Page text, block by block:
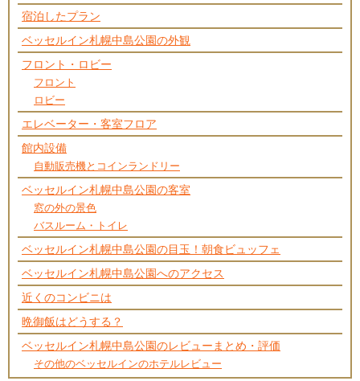
宿泊したプラン
ベッセルイン札幌中島公園の外観
フロント・ロビー
フロント
ロビー
エレベーター・客室フロア
館内設備
自動販売機とコインランドリー
ベッセルイン札幌中島公園の客室
窓の外の景色
バスルーム・トイレ
ベッセルイン札幌中島公園の目玉！朝食ビュッフェ
ベッセルイン札幌中島公園へのアクセス
近くのコンビニは
晩御飯はどうする？
ベッセルイン札幌中島公園のレビューまとめ・評価
その他のベッセルインのホテルレビュー